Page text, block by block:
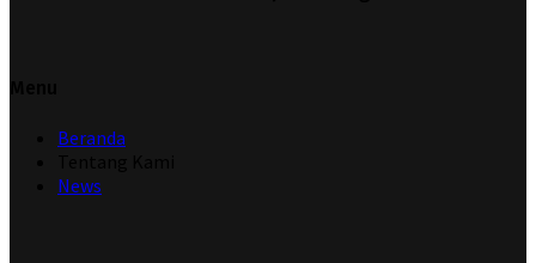
Beranda
News